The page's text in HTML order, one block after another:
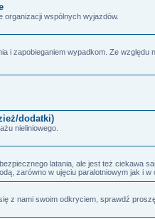
organizacji wspólnych wyjazdów.
i zapobieganiem wypadkom. Ze względu
dodatki)
nieliniowego.
latania, ale jest też ciekawa
zarówno w ujęciu paralotniowym jak i w
z nami swoim odkryciem, sprawdź